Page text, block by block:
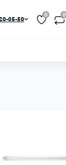
05-50
0 0